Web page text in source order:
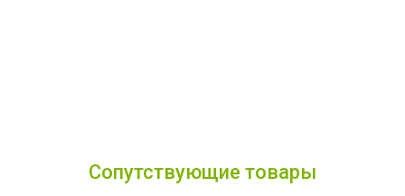
Сопутствующие товары